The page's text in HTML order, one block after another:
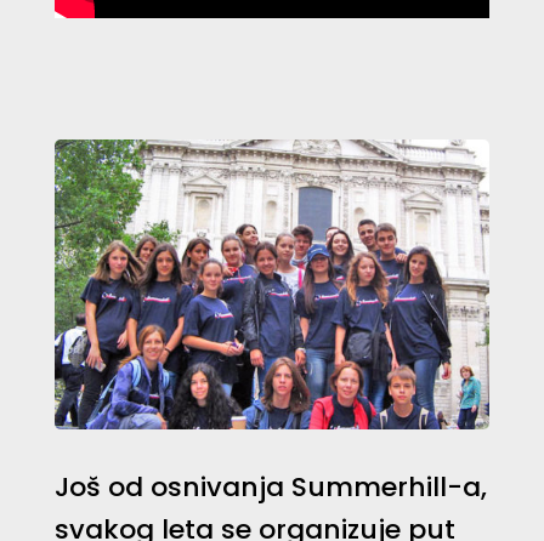
Još od osnivanja Summerhill-a,
svakog leta se organizuje put